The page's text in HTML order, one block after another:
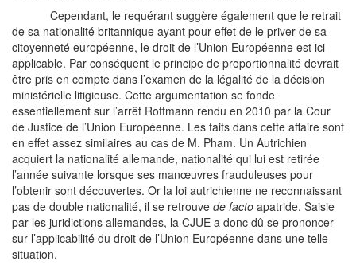
Cependant, le requérant suggère également que le retrait
de sa nationalité britannique ayant pour effet de le priver de sa
citoyenneté européenne, le droit de l’Union Européenne est ici
applicable. Par conséquent le principe de proportionnalité devrait
être pris en compte dans l’examen de la légalité de la décision
ministérielle litigieuse. Cette argumentation se fonde
essentiellement sur l’arrêt Rottmann rendu en 2010 par la Cour
de Justice de l’Union Européenne. Les faits dans cette affaire sont
en effet assez similaires au cas de M. Pham. Un Autrichien
acquiert la nationalité allemande, nationalité qui lui est retirée
l’année suivante lorsque ses manœuvres frauduleuses pour
l’obtenir sont découvertes. Or la loi autrichienne ne reconnaissant
pas de double nationalité, il se retrouve de facto apatride. Saisie
par les juridictions allemandes, la CJUE a donc dû se prononcer
sur l’applicabilité du droit de l’Union Européenne dans une telle
situation.